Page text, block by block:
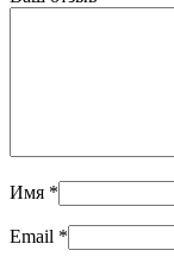
Имя *
Email *